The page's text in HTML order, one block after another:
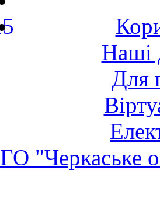
Наші
Для
ГО "Черкаське